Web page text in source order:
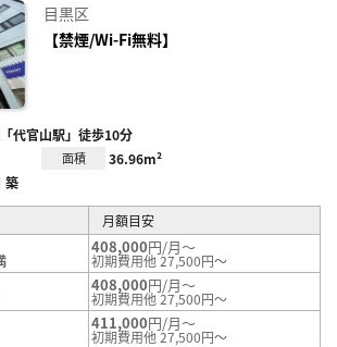
目黒区
【禁煙/Wi-Fi無料】
代官山駅」徒歩10分
面積 36.96m²
築
月額目安
408,000円/月～
初期費用他 27,500円～
408,000円/月～
初期費用他 27,500円～
411,000円/月～
初期費用他 27,500円～